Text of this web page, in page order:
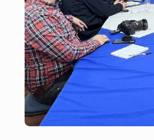
Kershenobich